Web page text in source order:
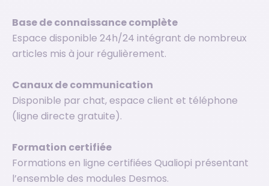
Base de connaissance complète
Espace disponible 24h/24 intégrant de nombreux
articles mis à jour régulièrement.
Canaux de communication
Disponible par chat, espace client et téléphone
(ligne directe gratuite).
Formation certifiée
Formations en ligne certifiées Qualiopi présentant
l’ensemble des modules Desmos.